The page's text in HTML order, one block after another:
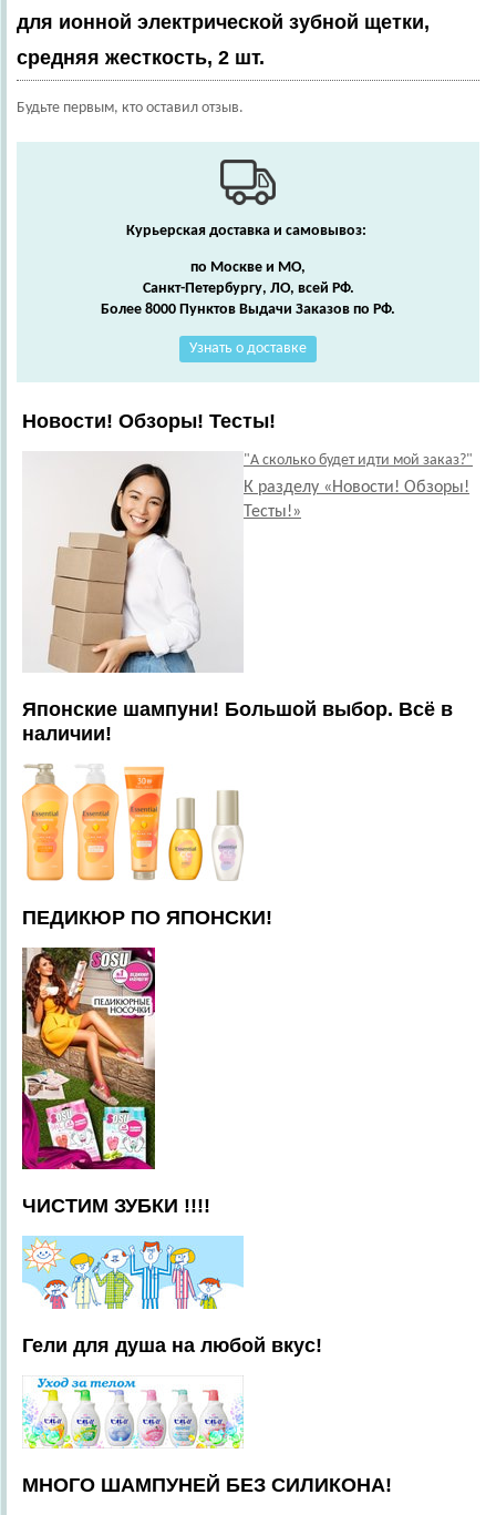
для ионной электрической зубной щетки,
средняя жесткость, 2 шт.
Будьте первым, кто оставил отзыв.
Курьерская доставка и самовывоз:
по Москве и МО,
Санкт-Петербургу, ЛО, всей РФ.
Более 8000 Пунктов Выдачи Заказов по РФ.
Узнать о доставке
Новости! Обзоры! Тесты!
"А сколько будет идти мой заказ?"
К разделу «Новости! Обзоры!
Тесты!»
Японские шампуни! Большой выбор. Всё в
наличии!
ПЕДИКЮР ПО ЯПОНСКИ!
ЧИСТИМ ЗУБКИ !!!!
Гели для душа на любой вкус!
МНОГО ШАМПУНЕЙ БЕЗ СИЛИКОНА!